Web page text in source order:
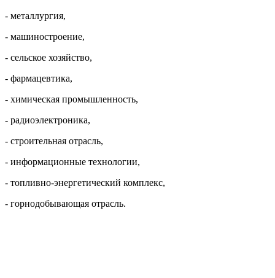
- металлургия,
- машиностроение,
- сельское хозяйство,
- фармацевтика,
- химическая промышленность,
- радиоэлектроника,
- строительная отрасль,
- информационные технологии,
- топливно-энергетический комплекс,
- горнодобывающая отрасль.